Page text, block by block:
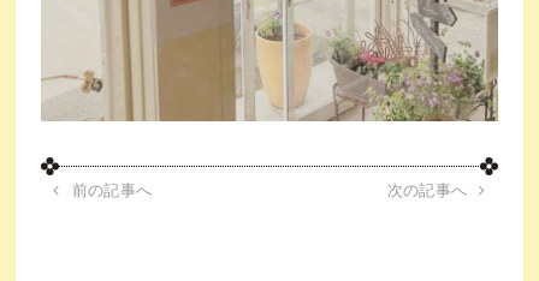
前の記事へ 次の記事へ